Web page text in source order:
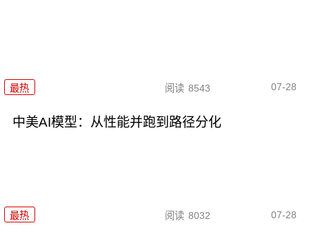
最热 阅读 8543 07-28
中美AI模型：从性能并跑到路径分化
最热 阅读 8032 07-28